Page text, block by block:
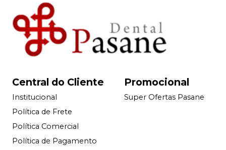
Central do Cliente
Institucional
Política de Frete
Política Comercial
Política de Pagamento
Promocional
Super Ofertas Pasane